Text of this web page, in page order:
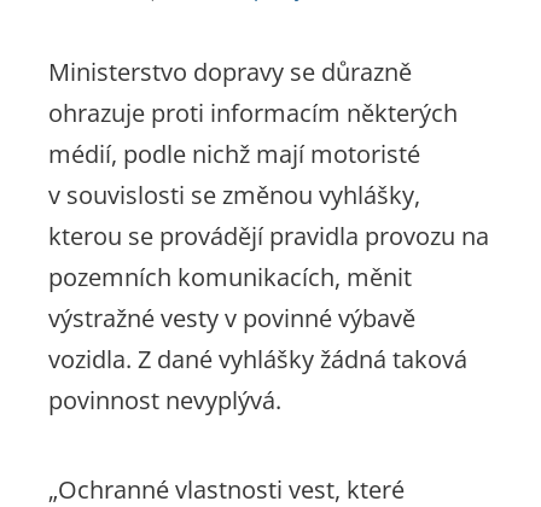
Ministerstvo dopravy se důrazně
ohrazuje proti informacím některých
médií, podle nichž mají motoristé
v souvislosti se změnou vyhlášky,
kterou se provádějí pravidla provozu na
pozemních komunikacích, měnit
výstražné vesty v povinné výbavě
vozidla. Z dané vyhlášky žádná taková
povinnost nevyplývá.
„Ochranné vlastnosti vest, které